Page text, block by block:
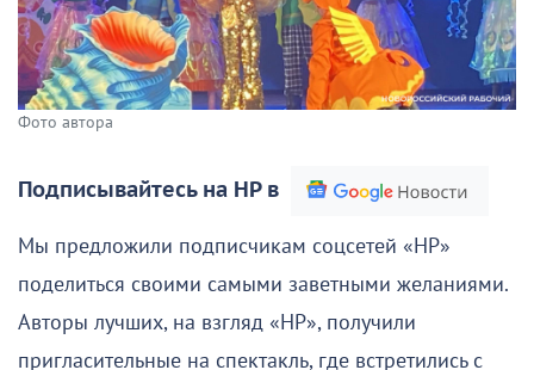
Фото автора
Подписывайтесь на НР в
Мы предложили подписчикам соцсетей «НР»
поделиться своими самыми заветными желаниями.
Авторы лучших, на взгляд «НР», получили
пригласительные на спектакль, где встретились с